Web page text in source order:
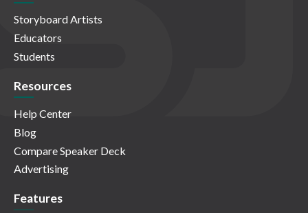
Storyboard Artists
Educators
Students
Resources
Help Center
Blog
Compare Speaker Deck
Advertising
Features